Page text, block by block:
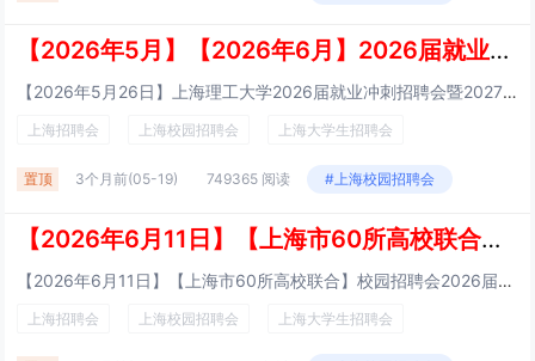
【2026年5月】【2026年6月】2026届就业冲刺招聘会暨2027届实习招聘会 招聘会排期表
【2026年5月26日】上海理工大学2026届就业冲刺招聘会暨2027届实习招聘会（5月26日）计划招募200家招聘会时间：2026年05月26日（星期二） 13:30~16:00招聘会地址：上海理工大学军工路校区注意事项 展位：用人单位1...
上海招聘会 上海校园招聘会 上海大学生招聘会
置顶 3个月前(05-19) 749365 阅读 #上海校园招聘会
【2026年6月11日】【上海市60所高校联合】校园招聘会2026届就业招聘会2027届实习生招聘会（特大型招聘会）
【2026年6月11日】【上海市60所高校联合】校园招聘会2026届就业招聘会2027届实习生招聘会（特大型招聘会）面向上海市及长三角地区2026、2027届、往届高校毕业生，不限学校及专业及社会人才。 &...
上海招聘会 上海校园招聘会 上海大学生招聘会